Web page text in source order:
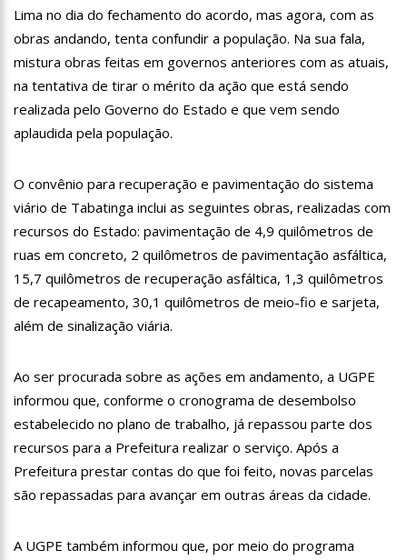
14:10
Após matar colegas, policial grava vídeo: “Te vejo no inferno”;
assista
13:52
Jovem sofre queimaduras de 1º grau no rosto após celular
explodir
13:35 Mulher morre atropelada a caminho do trabalho em Manaus
13:05
Cultura Manaus: 21ª Semana Nacional de Museus conta com
vasta programação em nove espaços culturais
após um ano de relacionamento a distância
13:03 Prefeitura de Manaus realiza 1ª Feira Folclórica no Centro
Cultural Povos da Amazônia
12:56
OMS declara fim da emergência em saúde por mpox
12:45
Fornecedores entram com pedido de falência das lojas
Marisa
11:19 Secretaria de Fazenda alerta para golpes com pagamento
10:58 Idosa comemora 107 anos com festa temática da Barbie e
encanta web
Bolsonaro virá a Manaus ainda este ano para fortalecer pré-
candidatura de coronel Menezes à Prefeitura de Manaus em 2024
10:26 Ex-noivo de Marília Mendonça choca fãs com homenagem a
ela em seu casamento
10:15 Aos 43 anos, mulher com deficiência contrata jovem para
crise na carreira
Lima no dia do fechamento do acordo, mas agora, com as
obras andando, tenta confundir a população. Na sua fala,
mistura obras feitas em governos anteriores com as atuais,
na tentativa de tirar o mérito da ação que está sendo
realizada pelo Governo do Estado e que vem sendo
aplaudida pela população.
O convênio para recuperação e pavimentação do sistema
viário de Tabatinga inclui as seguintes obras, realizadas com
recursos do Estado: pavimentação de 4,9 quilômetros de
ruas em concreto, 2 quilômetros de pavimentação asfáltica,
15,7 quilômetros de recuperação asfáltica, 1,3 quilômetros
de recapeamento, 30,1 quilômetros de meio-fio e sarjeta,
além de sinalização viária.
Ao ser procurada sobre as ações em andamento, a UGPE
informou que, conforme o cronograma de desembolso
estabelecido no plano de trabalho, já repassou parte dos
recursos para a Prefeitura realizar o serviço. Após a
Prefeitura prestar contas do que foi feito, novas parcelas
são repassadas para avançar em outras áreas da cidade.
A UGPE também informou que, por meio do programa